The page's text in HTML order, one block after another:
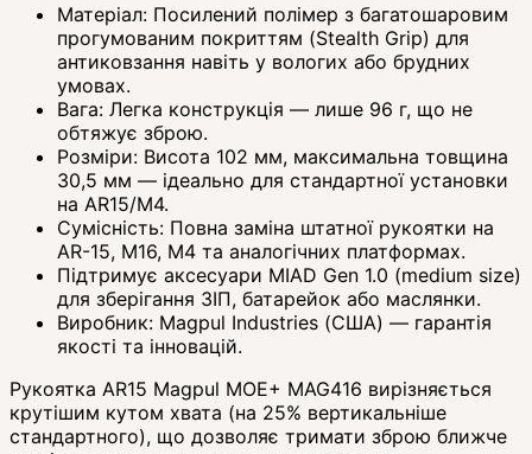
Матеріал: Посилений полімер з багатошаровим
прогумованим покриттям (Stealth Grip) для
антиковзання навіть у вологих або брудних
умовах.
Вага: Легка конструкція — лише 96 г, що не
обтяжує зброю.
Розміри: Висота 102 мм, максимальна товщина
30,5 мм — ідеально для стандартної установки
на AR15/M4.
Сумісність: Повна заміна штатної рукоятки на
AR-15, M16, M4 та аналогічних платформах.
Підтримує аксесуари MIAD Gen 1.0 (medium size)
для зберігання ЗІП, батарейок або маслянки.
Виробник: Magpul Industries (США) — гарантія
якості та інновацій.
Рукоятка AR15 Magpul MOE+ MAG416 вирізняється
крутішим кутом хвата (на 25% вертикальніше
стандартного), що дозволяє тримати зброю ближче